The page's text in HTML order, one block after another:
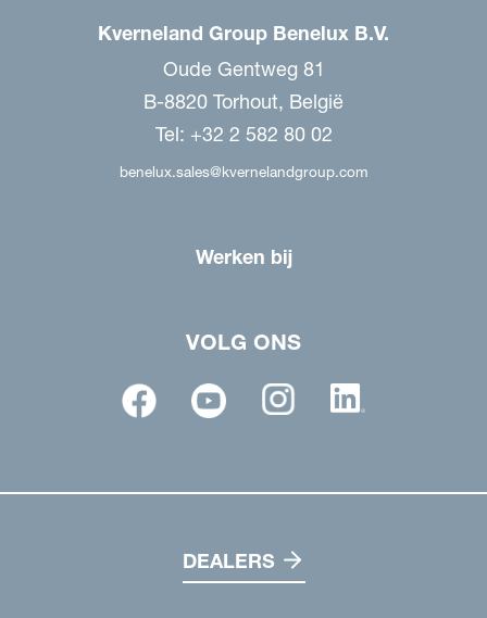
Kverneland Group Benelux B.V.
Oude Gentweg 81
B-8820 Torhout, België
Tel: +32 2 582 80 02
benelux.sales@kvernelandgroup.com
Werken bij
VOLG ONS
DEALERS